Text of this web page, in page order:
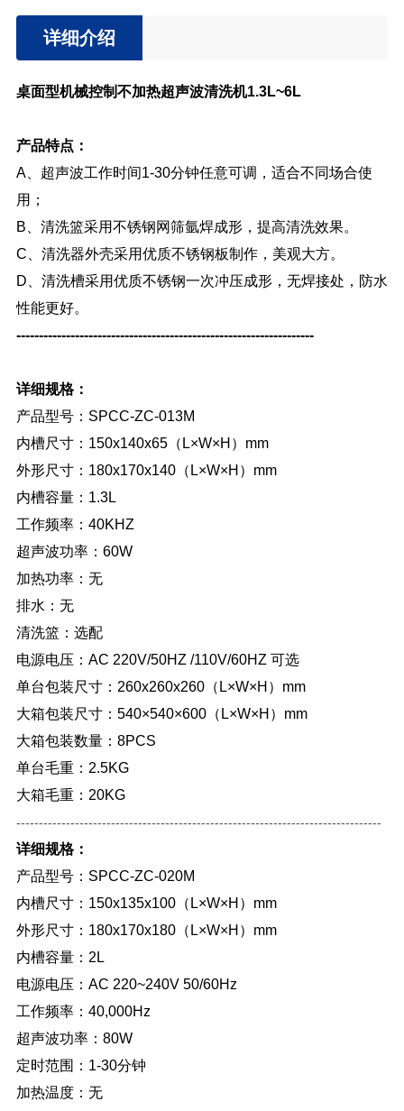
详细介绍
桌面型机械控制不加热超声波清洗机1.3L~6L
产品特点：
A、超声波工作时间1-30分钟任意可调，适合不同场合使
用；
B、清洗篮采用不锈钢网筛氩焊成形，提高清洗效果。
C、清洗器外壳采用优质不锈钢板制作，美观大方。
D、清洗槽采用优质不锈钢一次冲压成形，无焊接处，防水
性能更好。
------------------------------------------------------------------
详细规格：
产品型号：SPCC-ZC-013M
内槽尺寸：150x140x65（L×W×H）mm
外形尺寸：180x170x140（L×W×H）mm
内槽容量：1.3L
工作频率：40KHZ
超声波功率：60W
加热功率：无
排水：无
清洗篮：选配
电源电压：AC 220V/50HZ /110V/60HZ 可选
单台包装尺寸：260x260x260（L×W×H）mm
大箱包装尺寸：540×540×600（L×W×H）mm
大箱包装数量：8PCS
单台毛重：2.5KG
大箱毛重：20KG
---------------------------------------------------------------------------------
详细规格：
产品型号：SPCC-ZC-020M
内槽尺寸：150x135x100（L×W×H）mm
外形尺寸：180x170x180（L×W×H）mm
内槽容量：2L
电源电压：AC 220~240V 50/60Hz
工作频率：40,000Hz
超声波功率：80W
定时范围：1-30分钟
加热温度：无